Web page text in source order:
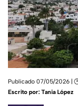
Publicado 07/05/2026 |
Escrito por: Tania López